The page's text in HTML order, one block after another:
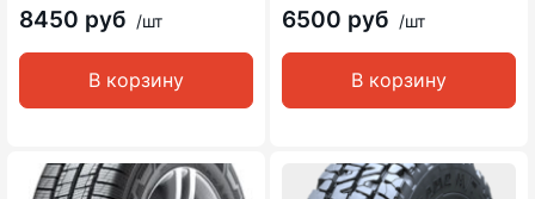
8450 руб /шт
В корзину
6500 руб /шт
В корзину